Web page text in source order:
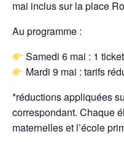
mai inclus sur la place
Au programme :
Samedi 6 mai : 1
Mardi 9 mai : tarifs
*réductions appliquées
correspondant. Chaque
maternelles et l’école